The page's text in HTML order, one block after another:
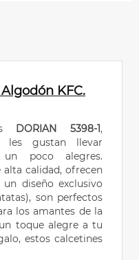
KFC.
DORIAN 5398-1,
les gustan llevar
poco alegres.
calidad, ofrecen
diseño exclusivo
, son perfectos
los amantes de la
toque alegre a tu
estos calcetines